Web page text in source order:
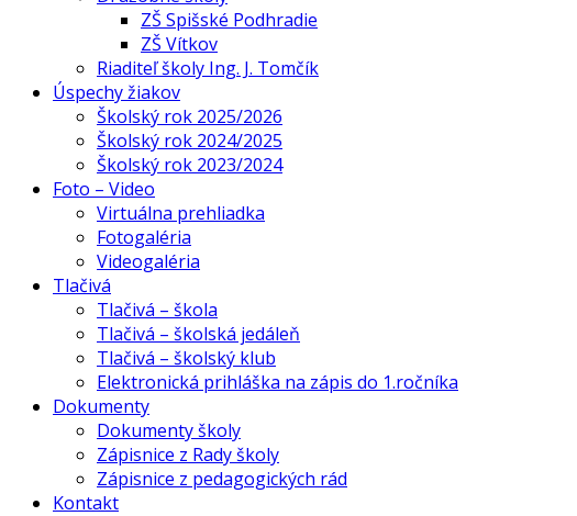
ZŠ Spišské Podhradie
ZŠ Vítkov
Riaditeľ školy Ing. J. Tomčík
Úspechy žiakov
Školský rok 2025/2026
Školský rok 2024/2025
Školský rok 2023/2024
Foto – Video
Virtuálna prehliadka
Fotogaléria
Videogaléria
Tlačivá
Tlačivá – škola
Tlačivá – školská jedáleň
Tlačivá – školský klub
Elektronická prihláška na zápis do 1.ročníka
Dokumenty
Dokumenty školy
Zápisnice z Rady školy
Zápisnice z pedagogických rád
Kontakt